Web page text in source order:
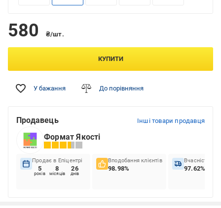
580 ₴/шт.
КУПИТИ
У бажання До порівняння
Продавець Інші товари продавця
Формат Якості
Продає в Епіцентрі
5
років
8
місяців
26
днів
Вподобання клієнтів
98.98%
Вчасність
97.62%